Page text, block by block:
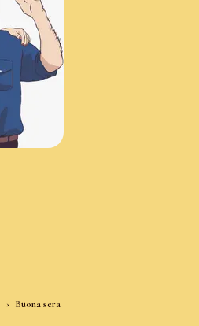
Buona sera